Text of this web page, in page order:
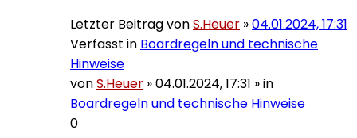
Letzter Beitrag vonS.Heuer »04.01.2024, 17:31
Verfasst in Boardregeln und technische
Hinweise
vonS.Heuer »04.01.2024, 17:31 » in
Boardregeln und technische Hinweise
0